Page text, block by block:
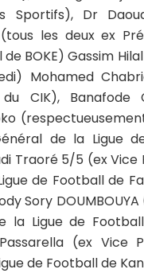
Sportifs), Dr
les deux ex
BOKE) Gassim
Mohamed
CIK), Banafode
de la Ligue
Traoré 5/5 (ex Vice
de Football de
Sory
la Ligue de
(ex Vice
de Football de